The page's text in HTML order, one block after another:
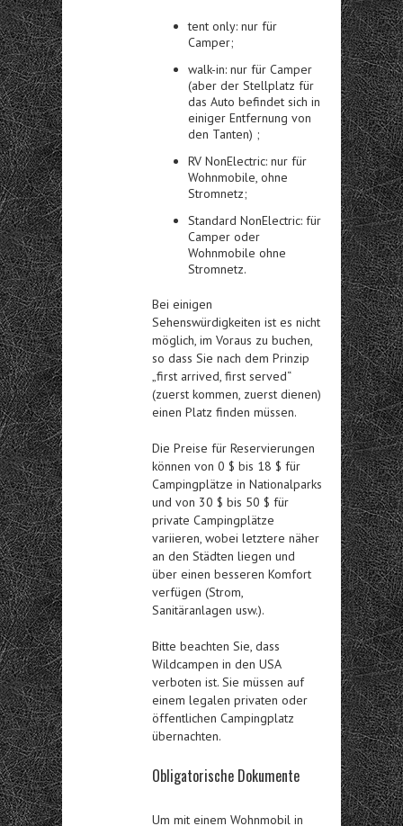
tent only: nur für
Camper;
walk-in: nur für Camper
(aber der Stellplatz für
das Auto befindet sich in
einiger Entfernung von
den Tanten) ;
RV NonElectric: nur für
Wohnmobile, ohne
Stromnetz;
Standard NonElectric: für
Camper oder
Wohnmobile ohne
Stromnetz.
Bei einigen
Sehenswürdigkeiten ist es nicht
möglich, im Voraus zu buchen,
so dass Sie nach dem Prinzip
„first arrived, first served“
(zuerst kommen, zuerst dienen)
einen Platz finden müssen.
Die Preise für Reservierungen
können von 0 $ bis 18 $ für
Campingplätze in Nationalparks
und von 30 $ bis 50 $ für
private Campingplätze
variieren, wobei letztere näher
an den Städten liegen und
über einen besseren Komfort
verfügen (Strom,
Sanitäranlagen usw.).
Bitte beachten Sie, dass
Wildcampen in den USA
verboten ist. Sie müssen auf
einem legalen privaten oder
öffentlichen Campingplatz
übernachten.
Obligatorische Dokumente
Um mit einem Wohnmobil in